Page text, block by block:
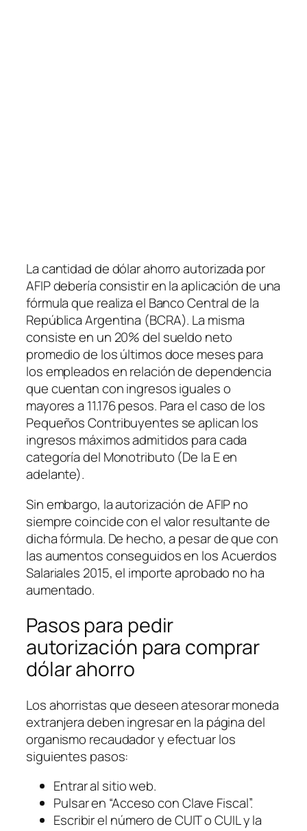
La cantidad de dólar ahorro autorizada por
AFIP debería consistir en la aplicación de una
fórmula que realiza el Banco Central de la
República Argentina (BCRA). La misma
consiste en un 20% del sueldo neto
promedio de los últimos doce meses para
los empleados en relación de dependencia
que cuentan con ingresos iguales o
mayores a 11.176 pesos. Para el caso de los
Pequeños Contribuyentes se aplican los
ingresos máximos admitidos para cada
categoría del Monotributo (De la E en
adelante).
Sin embargo, la autorización de AFIP no
siempre coincide con el valor resultante de
dicha fórmula. De hecho, a pesar de que con
las aumentos conseguidos en los Acuerdos
Salariales 2015, el importe aprobado no ha
aumentado.
Pasos para pedir
autorización para comprar
dólar ahorro
Los ahorristas que deseen atesorar moneda
extranjera deben ingresar en la página del
organismo recaudador y efectuar los
siguientes pasos:
Entrar al sitio web.
Pulsar en “Acceso con Clave Fiscal”.
Escribir el número de CUIT o CUIL y la